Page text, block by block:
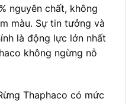
nguyên chất, không
màu. Sự tin tưởng và
là động lực lớn nhất
không ngừng nỗ